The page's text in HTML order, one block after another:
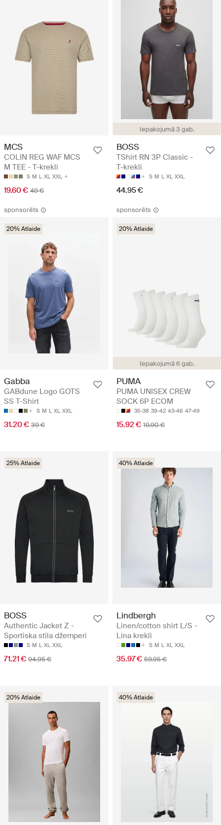
MCS
COLIN REG WAF MCS
M TEE - T-krekli
S M L XL XXL
19.60 € 49 €
Iepakojumā 3 gab.
BOSS
TShirt RN 3P Classic -
T-krekli
S M L XL XXL
44.95 €
sponsorēts
20% Atlaide
Gabba
GABdune Logo GOTS
SS T-Shirt
S M L XL XXL
31.20 € 39 €
sponsorēts
Iepakojumā 6 gab.
20% Atlaide
PUMA
PUMA UNISEX CREW
SOCK 6P ECOM
35-38 39-42 43-46 47-49
15.92 € 19.90 €
25% Atlaide
BOSS
Authentic Jacket Z -
Sportiska stila džemperi
S M L XL XXL
71.21 € 94.95 €
40% Atlaide
Lindbergh
Linen/cotton shirt L/S -
Lina krekli
S M L XL XXL
35.97 € 59.95 €
20% Atlaide 40% Atlaide